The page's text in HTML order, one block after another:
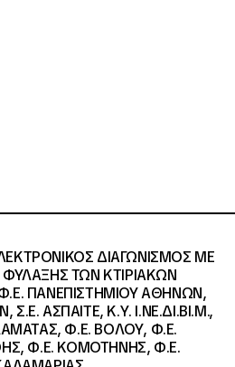
ΔΙΑΓΩΝΙΣΜΟΣ ΜΕ
ΦΥΛΑΞΗΣ ΤΩΝ ΚΤΙΡΙΑΚΩΝ
ΠΑΝΕΠΙΣΤΗΜΙΟΥ ΑΘΗΝΩΝ,
ΑΣΠΑΙΤΕ, Κ.Υ. Ι.ΝΕ.ΔΙ.ΒΙ.Μ.,
Φ.Ε. ΒΟΛΟΥ, Φ.Ε.
Φ.Ε. ΚΟΜΟΤΗΝΗΣ, Φ.Ε.